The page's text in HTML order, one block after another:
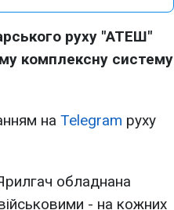
руху "АТЕШ"
комплексну систему
на Telegram руху
обладнана
- на кожних